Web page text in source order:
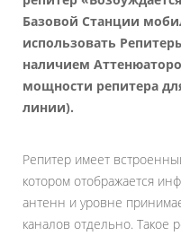
Базовой Станции
использовать
наличием
мощности репитера
линии).
Репитер имеет
котором отображается
антенн и уровне
каналов отдельно. Такое